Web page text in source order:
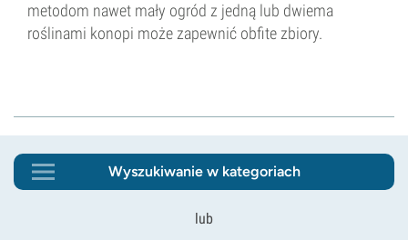
metodom nawet mały ogród z jedną lub dwiema
roślinami konopi może zapewnić obfite zbiory.
Wyszukiwanie w kategoriach
lub